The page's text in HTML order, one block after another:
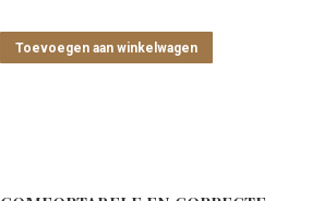
Toevoegen aan winkelwagen